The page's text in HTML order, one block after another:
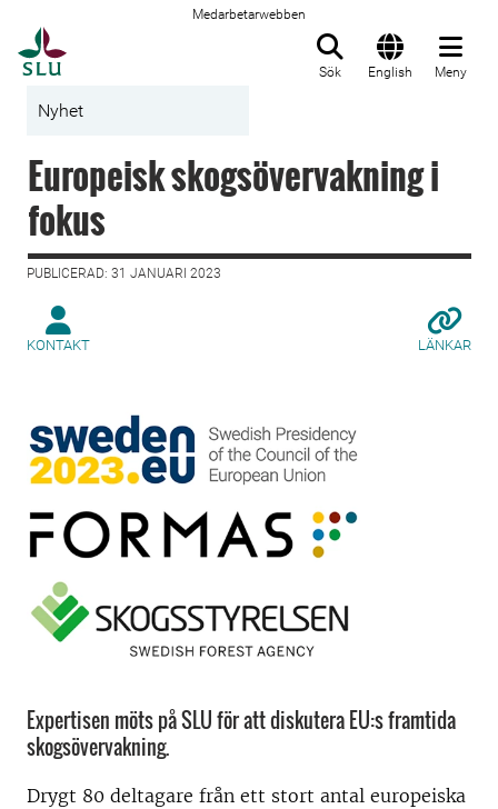
Medarbetarwebben
Sök English Meny
Nyhet
Europeisk skogsövervakning i
fokus
PUBLICERAD: 31 JANUARI 2023
KONTAKT LÄNKAR
Expertisen möts på SLU för att diskutera EU:s framtida
skogsövervakning.
Drygt 80 deltagare från ett stort antal europeiska